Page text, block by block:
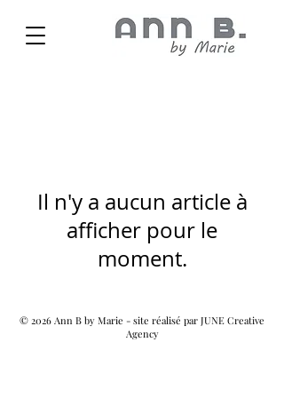
Il n'y a aucun article à
afficher pour le
moment.
© 2026 Ann B by Marie - site réalisé par JUNE Creative
Agency